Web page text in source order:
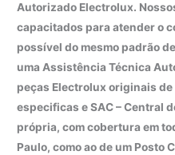
Autorizado Electrolux.
capacitados para atender o
possível do mesmo padrão
uma Assistência Técnica
peças Electrolux originais
especificas e SAC – Central
própria, com cobertura em
Paulo, como ao de um Posto